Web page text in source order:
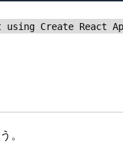
Create React
。